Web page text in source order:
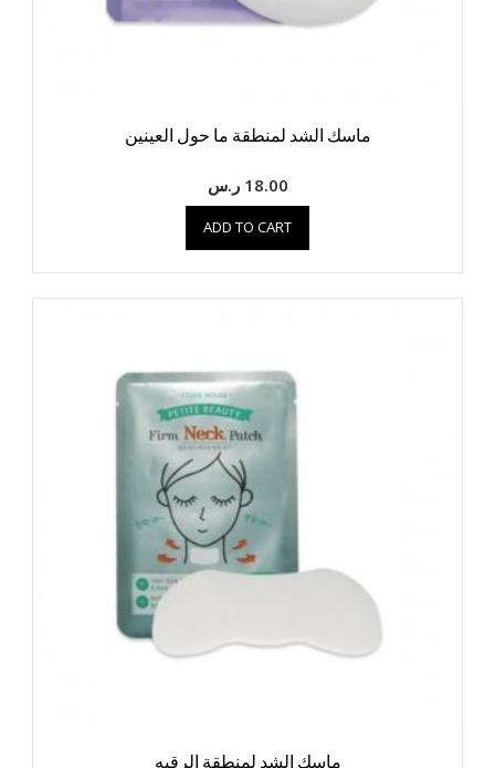
ماسك الشد لمنطقة ما حول العينين
18.00 ر.س
ADD TO CART
ماسك الشد لمنطقة الرقبه